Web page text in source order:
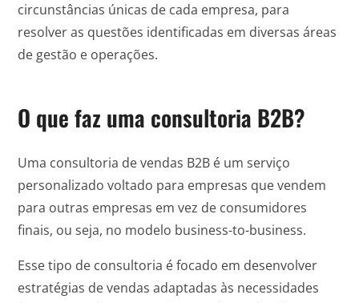
circunstâncias únicas de cada empresa, para
resolver as questões identificadas em diversas áreas
de gestão e operações.
O que faz uma consultoria B2B?
Uma consultoria de vendas B2B é um serviço
personalizado voltado para empresas que vendem
para outras empresas em vez de consumidores
finais, ou seja, no modelo business-to-business.
Esse tipo de consultoria é focado em desenvolver
estratégias de vendas adaptadas às necessidades